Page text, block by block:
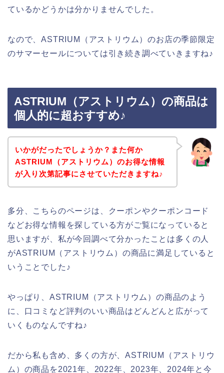
ているかどうかは分かりませんでした。
なので、ASTRIUM（アストリウム）のお店の季節限定
のサマーセールについては引き続き調べていきますね♪
ASTRIUM（アストリウム）の商品は
個人的に超おすすめ♪
いかがだったでしょうか？また何か
ASTRIUM（アストリウム）のお得な情報
が入り次第記事にさせていただきますね♪
多分、こちらのページは、クーポンやクーポンコード
などお得な情報を探している方がご覧になっていると
思いますが、私が今回調べて分かったことは多くの人
がASTRIUM（アストリウム）の商品に満足していると
いうことでした♪
やっぱり、ASTRIUM（アストリウム）の商品のよう
に、口コミなど評判のいい商品はどんどんと広がって
いくものなんですね♪
だから私も含め、多くの方が、ASTRIUM（アストリウ
ム）の商品を2021年、2022年、2023年、2024年と今